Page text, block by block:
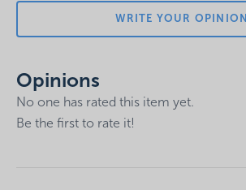
WRITE YOUR OPINION
Opinions
No one has rated this item yet.
Be the first to rate it!